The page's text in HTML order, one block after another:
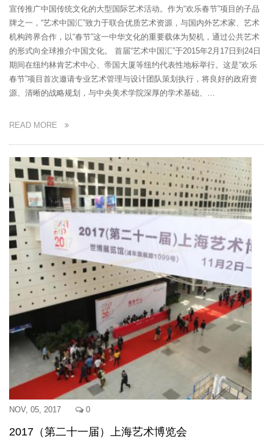
宣传推广中国传统文化的大型国际艺术活动。作为“欢乐春节”项目的子品
牌之一，“艺术中国汇”致力于联合优质艺术资源，与国内外艺术家、艺术
机构跨界合作，以“春节”这一中华文化的重要载体为契机，通过公共艺术
的形式向全球推介中国文化。 首届“艺术中国汇”于2015年2月17日到24日
期间在纽约林肯艺术中心、帝国大厦等纽约代表性地标举行。这是“欢乐
春节”项目首次邀请专业艺术管理与设计团队策划执行，将良好的政府资
源、清晰的战略规划，与中央美术学院深厚的学术基础、…
READ MORE
NOV, 05, 2017 0
2017（第二十一届）上海艺术博览会